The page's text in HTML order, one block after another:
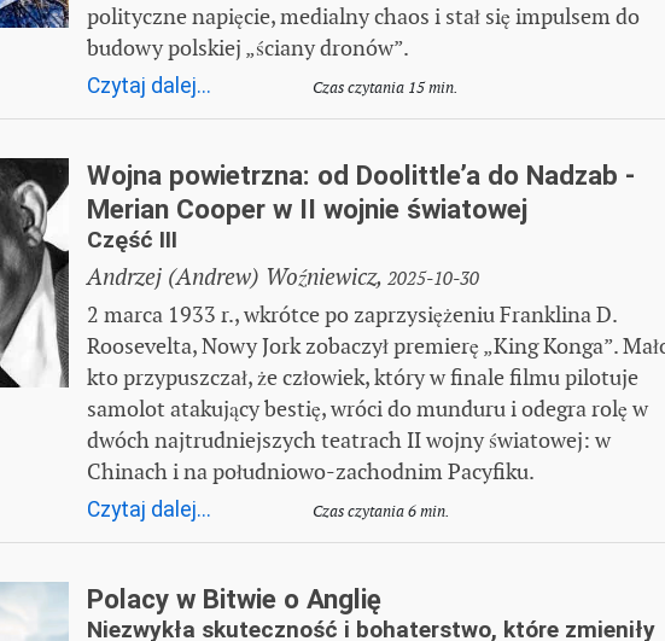
polityczne napięcie, medialny chaos i stał się impulsem do
budowy polskiej „ściany dronów”.
Czytaj dalej... Czas czytania 15 min.
Wojna powietrzna: od Doolittle’a do Nadzab -
Merian Cooper w II wojnie światowej
Część III
Andrzej (Andrew) Woźniewicz, 2025-10-30
2 marca 1933 r., wkrótce po zaprzysiężeniu Franklina D.
Roosevelta, Nowy Jork zobaczył premierę „King Konga”.
kto przypuszczał, że człowiek, który w finale filmu pilotuje
samolot atakujący bestię, wróci do munduru i odegra rolę w
dwóch najtrudniejszych teatrach II wojny światowej: w
Chinach i na południowo-zachodnim Pacyfiku.
Czytaj dalej... Czas czytania 6 min.
Polacy w Bitwie o Anglię
Niezwykła skuteczność i bohaterstwo, które zmieniły